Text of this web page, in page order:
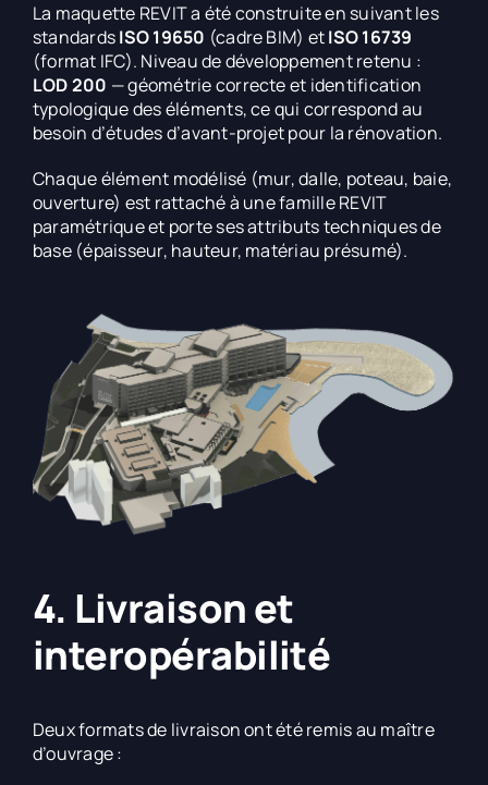
La maquette REVIT a été construite en suivant les
standardsISO 19650 (cadre BIM) etISO 16739
(format IFC). Niveau de développement retenu :
LOD 200 — géométrie correcte et identification
typologique des éléments, ce qui correspond au
besoin d’études d’avant-projet pour la rénovation.
Chaque élément modélisé (mur, dalle, poteau, baie,
ouverture) est rattaché à une famille REVIT
paramétrique et porte ses attributs techniques de
base (épaisseur, hauteur, matériau présumé).
4. Livraison et
interopérabilité
Deux formats de livraison ont été remis au maître
d’ouvrage :